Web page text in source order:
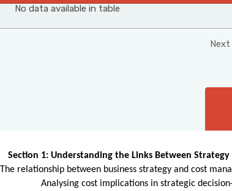
No data available in table
Next
Section 1: Understanding the Links Between Strategy
The relationship between business strategy and cost
Analysing cost implications in strategic